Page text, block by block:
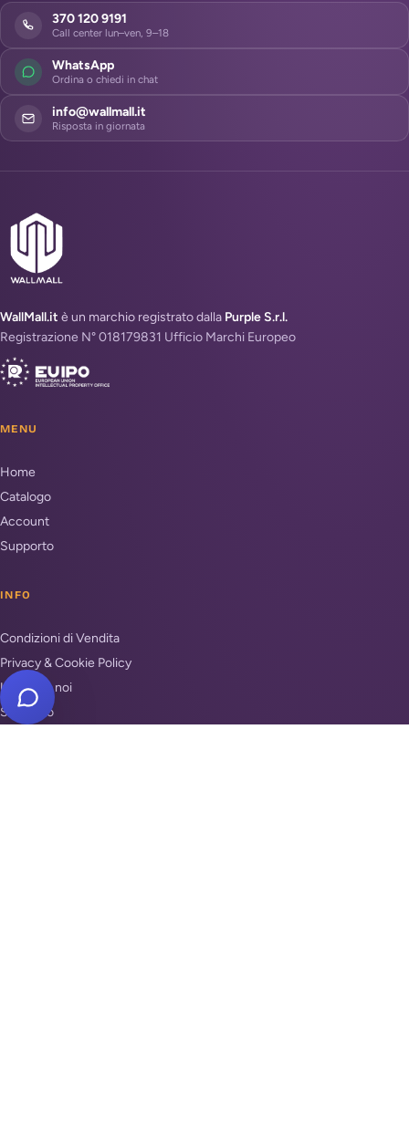
370 120 9191
Call center lun–ven, 9–18
WhatsApp
Ordina o chiedi in chat
info@wallmall.it
Risposta in giornata
WallMall.it è un marchio registrato dalla Purple S.r.l.
Registrazione N° 018179831 Ufficio Marchi Europeo
MENU
Home
Catalogo
Account
Supporto
INFO
Condizioni di Vendita
Privacy & Cookie Policy
Unisciti a noi
Supporto